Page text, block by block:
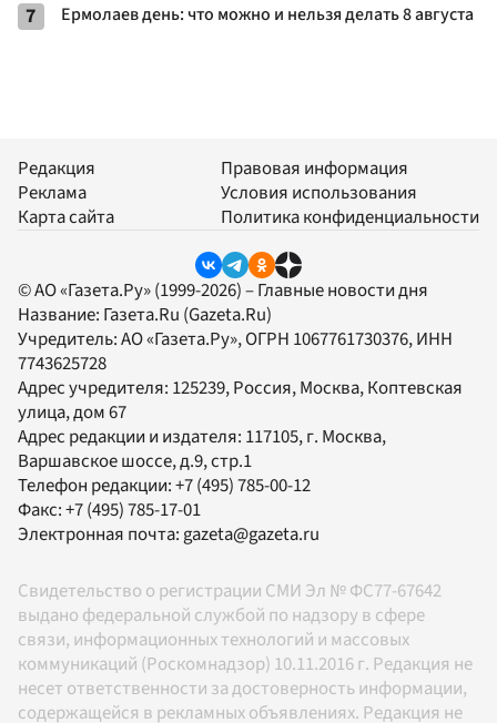
7 Ермолаев день: что можно и нельзя делать 8 августа
Редакция
Реклама
Карта сайта
Правовая информация
Условия использования
Политика конфиденциальности
© АО «Газета.Ру» (1999-2026) – Главные новости дня
Название: Газета.Ru (Gazeta.Ru)
Учредитель:АО «Газета.Ру», ОГРН 1067761730376, ИНН
7743625728
Адрес учредителя: 125239, Россия, Москва, Коптевская
улица, дом 67
Адрес редакции и издателя: 117105, г. Москва,
Варшавское шоссе, д.9, стр.1
Телефон редакции:+7 (495) 785-00-12
Факс:+7 (495) 785-17-01
Электронная почта:gazeta@gazeta.ru
Свидетельство о регистрации СМИ Эл № ФС77-67642
выдано федеральной службой по надзору в сфере
связи, информационных технологий и массовых
коммуникаций (Роскомнадзор) 10.11.2016 г. Редакция не
несет ответственности за достоверность информации,
содержащейся в рекламных объявлениях. Редакция не